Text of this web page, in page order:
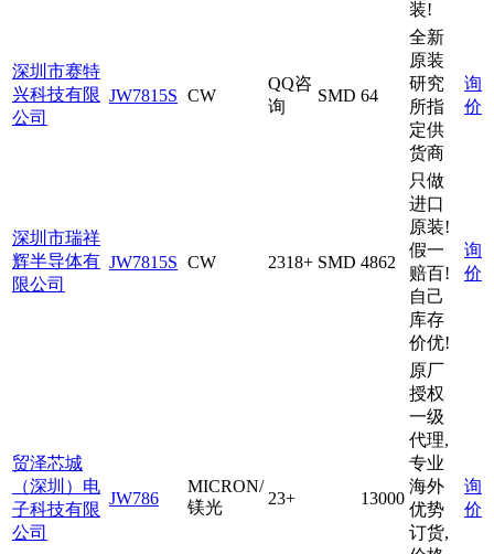
装!
深圳市赛特
兴科技有限
公司
JW7815S CW
QQ咨
询
SMD 64
全新
原装
研究
所指
定供
货商
询
价
深圳市瑞祥
辉半导体有
限公司
JW7815S CW 2318+ SMD 4862
只做
进口
原装!
假一
赔百!
自己
库存
价优!
询
价
贸泽芯城
（深圳）电
子科技有限
公司
JW786
MICRON/
镁光
23+ 13000
原厂
授权
一级
代理,
专业
海外
优势
订货,
询
价